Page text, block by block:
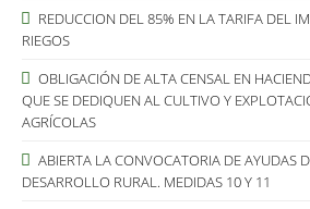
REDUCCION DEL 85% EN LA TARIFA DEL
RIEGOS
OBLIGACIÓN DE ALTA CENSAL EN
QUE SE DEDIQUEN AL CULTIVO Y
AGRÍCOLAS
ABIERTA LA CONVOCATORIA DE AYUDAS
DESARROLLO RURAL. MEDIDAS 10 Y 11